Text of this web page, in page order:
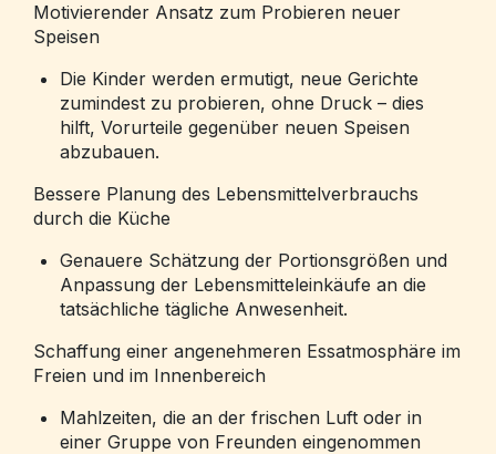
Motivierender Ansatz zum Probieren neuer
Speisen
Die Kinder werden ermutigt, neue Gerichte
zumindest zu probieren, ohne Druck – dies
hilft, Vorurteile gegenüber neuen Speisen
abzubauen.
Bessere Planung des Lebensmittelverbrauchs
durch die Küche
Genauere Schätzung der Portionsgrößen und
Anpassung der Lebensmitteleinkäufe an die
tatsächliche tägliche Anwesenheit.
Schaffung einer angenehmeren Essatmosphäre im
Freien und im Innenbereich
Mahlzeiten, die an der frischen Luft oder in
einer Gruppe von Freunden eingenommen